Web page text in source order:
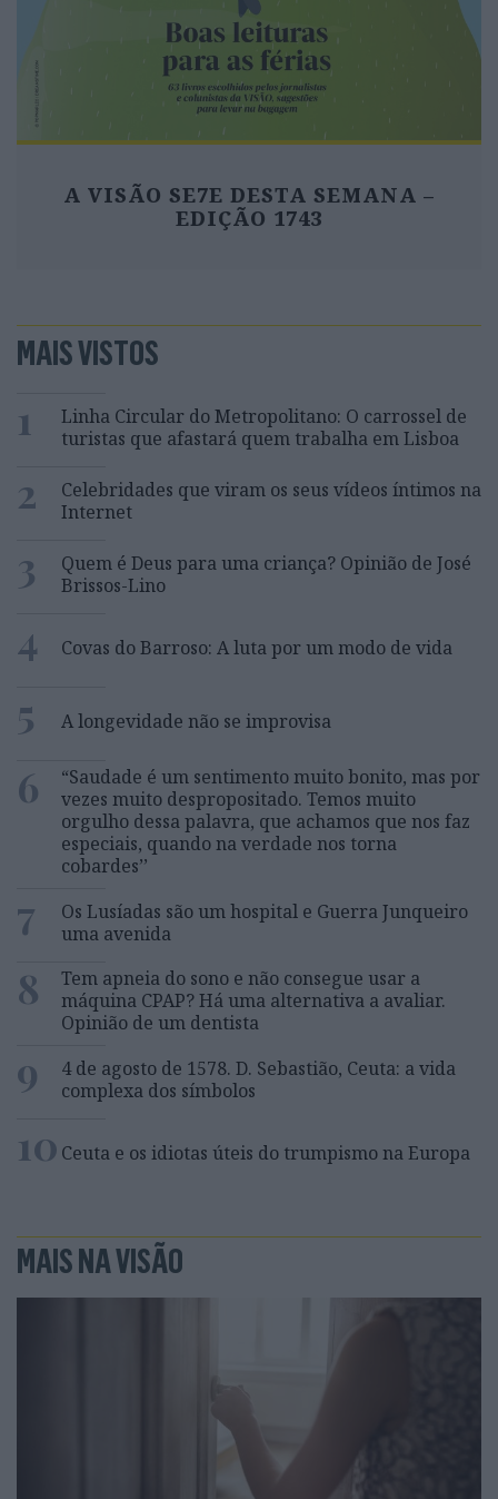
A VISÃO SE7E DESTA SEMANA –
EDIÇÃO 1743
MAIS VISTOS
1
Linha Circular do Metropolitano: O carrossel de
turistas que afastará quem trabalha em Lisboa
2
Celebridades que viram os seus vídeos íntimos na
Internet
3
Quem é Deus para uma criança? Opinião de José
Brissos-Lino
4 Covas do Barroso: A luta por um modo de vida
5 A longevidade não se improvisa
6
“Saudade é um sentimento muito bonito, mas por
vezes muito despropositado. Temos muito
orgulho dessa palavra, que achamos que nos faz
especiais, quando na verdade nos torna
cobardes’’
7
Os Lusíadas são um hospital e Guerra Junqueiro
uma avenida
8
Tem apneia do sono e não consegue usar a
máquina CPAP? Há uma alternativa a avaliar.
Opinião de um dentista
9
4 de agosto de 1578. D. Sebastião, Ceuta: a vida
complexa dos símbolos
10 Ceuta e os idiotas úteis do trumpismo na Europa
MAIS NA VISÃO